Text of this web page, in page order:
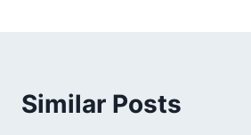
Similar Posts